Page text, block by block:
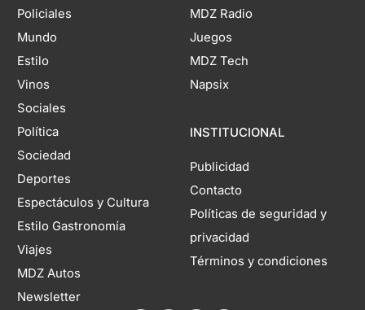
Policiales
Mundo
Estilo
Vinos
Sociales
Política
Sociedad
Deportes
Espectáculos y Cultura
Estilo Gastronomía
Viajes
MDZ Autos
Newsletter
MDZ Radio
Juegos
MDZ Tech
Napsix
INSTITUCIONAL
Publicidad
Contacto
Políticas de seguridad y
privacidad
Términos y condiciones